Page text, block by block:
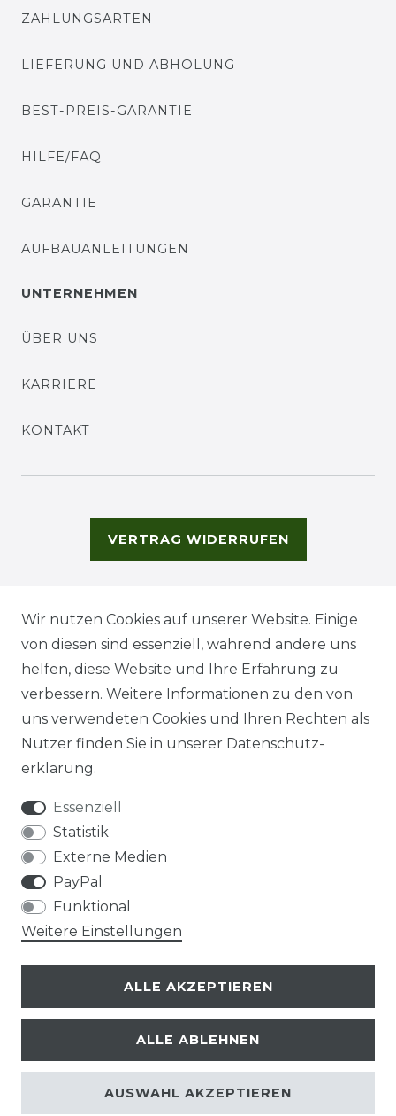
ZAHLUNGSARTEN
LIEFERUNG UND ABHOLUNG
BEST-PREIS-GARANTIE
HILFE/FAQ
GARANTIE
AUFBAUANLEITUNGEN
UNTERNEHMEN
ÜBER UNS
KARRIERE
KONTAKT
VERTRAG WIDERRUFEN
© Copyright 2026 | Alle Rechte vorbehalten.
Wir nutzen Cookies auf unserer Website. Einige
von diesen sind essenziell, während andere uns
helfen, diese Website und Ihre Erfahrung zu
verbessern. Weitere Informationen zu den von
uns verwendeten Cookies und Ihren Rechten als
Nutzer finden Sie in unserer Daten­schutz­
erklärung.
Essenziell
Statistik
Externe Medien
PayPal
Funktional
Weitere Einstellungen
ALLE AKZEPTIEREN
ALLE ABLEHNEN
AUSWAHL AKZEPTIEREN